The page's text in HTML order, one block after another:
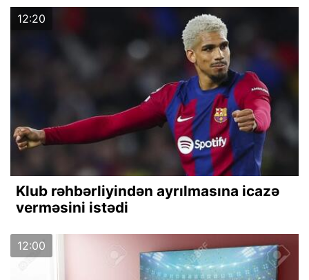
12:20
Klub rəhbərliyindən ayrılmasına icazə
verməsini istədi
12:00